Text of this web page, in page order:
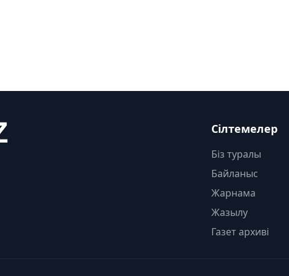
Сілтемелер
Біз туралы
Байланыс
Жарнама
Жазылу
Газет архиві